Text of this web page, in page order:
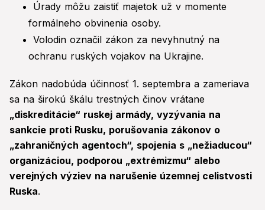
Úrady môžu zaistiť majetok už v momente
formálneho obvinenia osoby.
Volodin označil zákon za nevyhnutný na
ochranu ruských vojakov na Ukrajine.
Zákon nadobúda účinnosť 1. septembra a zameriava
sa na širokú škálu trestných činov vrátane
„diskreditácie“ ruskej armády, vyzývania na
sankcie proti Rusku, porušovania zákonov o
„zahraničných agentoch“, spojenia s „nežiaducou“
organizáciou, podporou „extrémizmu“ alebo
verejných výziev na narušenie územnej celistvosti
Ruska.